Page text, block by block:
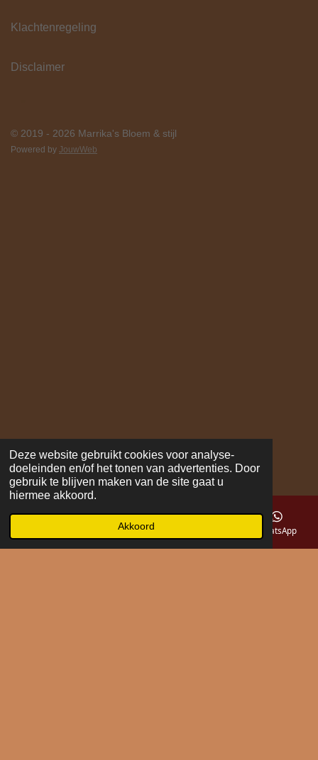
Deze website gebruikt cookies voor analyse-
doeleinden en/of het tonen van advertenties. Door
gebruik te blijven maken van de site gaat u
hiermee akkoord.
Akkoord
Klachtenregeling
Disclaimer
© 2019 - 2026 Marrika's Bloem & stijl
Powered by JouwWeb
Telefoonnummer WhatsApp